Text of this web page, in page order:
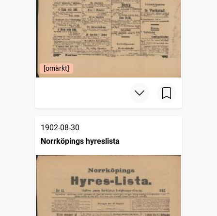
[omärkt]
1902-08-30
Norrköpings hyreslista